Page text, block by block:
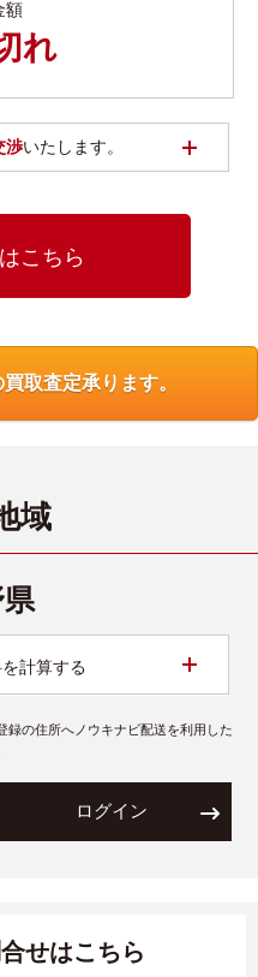
額
れ
渉いたします。
こちら
取査定承ります。
域
計算する
録の住所へノウキナビ配送を利用した
ログイン
せはこちら